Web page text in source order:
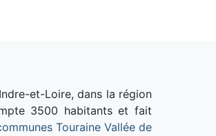
et-Loire, dans la région
3500 habitants et fait
Touraine Vallée de